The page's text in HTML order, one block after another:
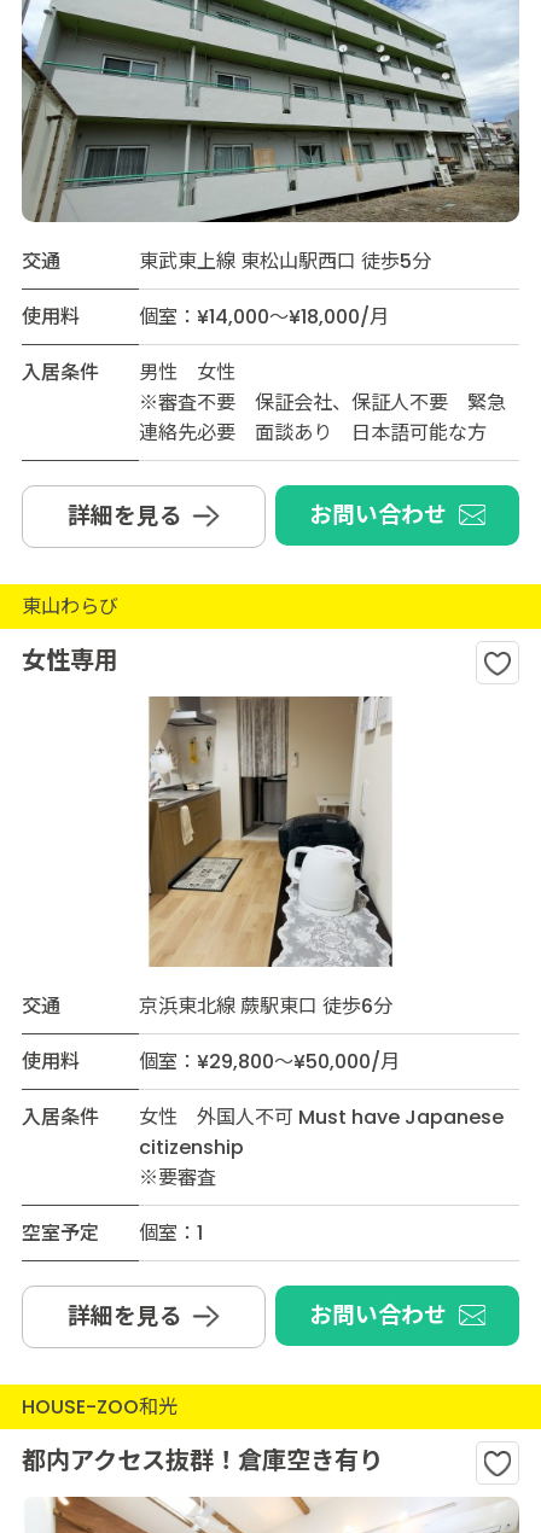
交通
東武東上線 東松山駅西口 徒歩5分
使用料
個室：¥14,000～¥18,000/月
入居条件
男性 女性
※審査不要 保証会社、保証人不要 緊急
連絡先必要 面談あり 日本語可能な方
詳細を見る お問い合わせ
東山わらび
女性専用
交通
京浜東北線 蕨駅東口 徒歩6分
使用料
個室：¥29,800～¥50,000/月
入居条件
女性 外国人不可 Must have Japanese
citizenship
※要審査
空室予定
個室：1
詳細を見る お問い合わせ
HOUSE-ZOO和光
都内アクセス抜群！倉庫空き有り